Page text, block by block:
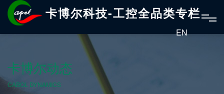
卡博尔科技-工控全品类专栏
EN
卡博尔动态
CABOL DYNAMICS